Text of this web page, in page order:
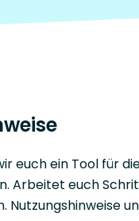
euch ein Tool für
Arbeitet euch